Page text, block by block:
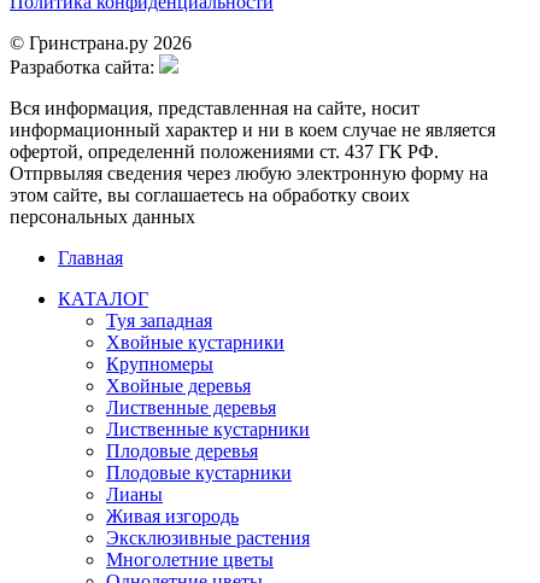
© Гринстрана.ру 2026
Разработка сайта:
Вся информация, представленная на сайте, носит
информационный характер и ни в коем случае не является
офертой, определеннй положениями ст. 437 ГК РФ.
Отпрвыляя сведения через любую электронную форму на
этом сайте, вы соглашаетесь на обработку своих
персональных данных
Главная
КАТАЛОГ
Туя западная
Хвойные кустарники
Крупномеры
Хвойные деревья
Лиственные деревья
Лиственные кустарники
Плодовые деревья
Плодовые кустарники
Лианы
Живая изгородь
Эксклюзивные растения
Многолетние цветы